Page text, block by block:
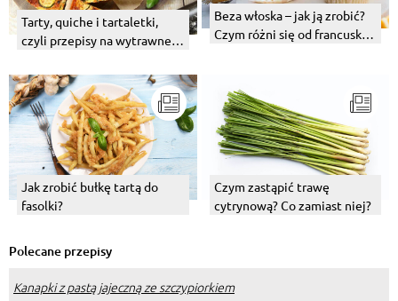
Tarty, quiche i tartaletki,
czyli przepisy na wytrawne
Beza włoska – jak ją zrobić?
Czym różni się od francuskiej
Jak zrobić bułkę tartą do
fasolki?
Czym zastąpić trawę
cytrynową? Co zamiast niej?
Polecane przepisy
Kanapki z pastą jajeczną ze szczypiorkiem